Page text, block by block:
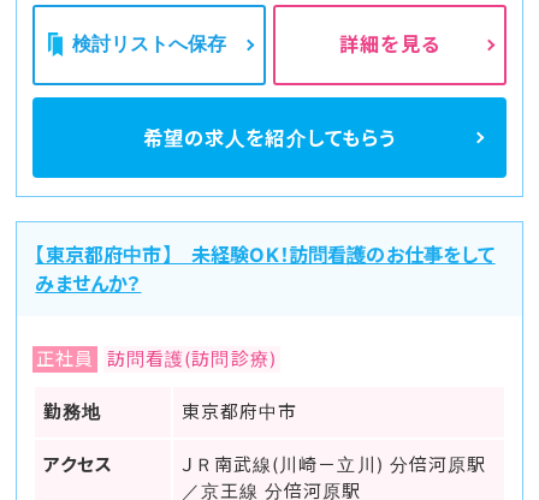
検討リストへ保存 詳細を見る
希望の求人を紹介してもらう
【東京都府中市】 未経験OK！訪問看護のお仕事をして
みませんか？
正社員 訪問看護(訪問診療)
勤務地 東京都府中市
アクセス
ＪＲ南武線(川崎－立川) 分倍河原駅
／京王線 分倍河原駅